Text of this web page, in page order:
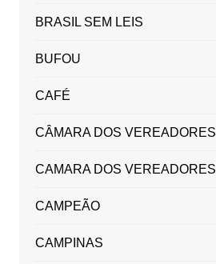
BRASIL SEM LEIS
BUFOU
CAFÉ
CÂMARA DOS VEREADORES
CAMARA DOS VEREADORES
CAMPEÃO
CAMPINAS